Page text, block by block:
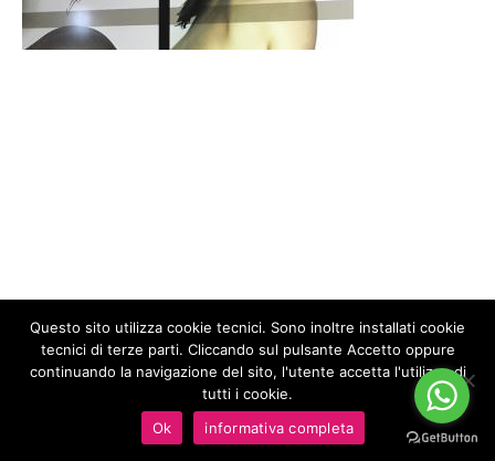
We Advertising
© COPYRIGHT 2023 MILÙ PUBBLICITÀ - ALL RIGHTS RESERVED | P.I.
Questo sito utilizza cookie tecnici. Sono inoltre installati cookie
tecnici di terze parti. Cliccando sul pulsante Accetto oppure
continuando la navigazione del sito, l'utente accetta l'utilizzo di
tutti i cookie.
Ok
informativa completa